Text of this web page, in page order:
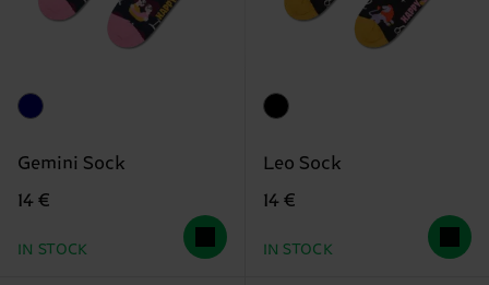
Gemini Sock
14 €
IN STOCK
Leo Sock
14 €
IN STOCK